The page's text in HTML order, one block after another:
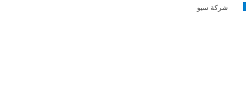
شركة سيو